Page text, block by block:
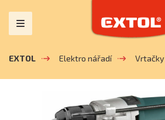
EXTOL Elektro nářadí Vrtačky